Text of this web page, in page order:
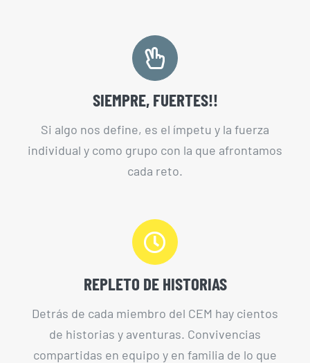
SIEMPRE, FUERTES!!
Si algo nos define, es el ímpetu y la fuerza
individual y como grupo con la que afrontamos
cada reto.
REPLETO DE HISTORIAS
Detrás de cada miembro del CEM hay cientos
de historias y aventuras. Convivencias
compartidas en equipo y en familia de lo que